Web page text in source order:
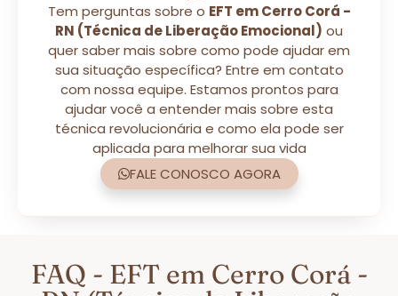
Tem perguntas sobre o EFT em Cerro Corá -
RN (Técnica de Liberação Emocional) ou
quer saber mais sobre como pode ajudar em
sua situação específica? Entre em contato
com nossa equipe. Estamos prontos para
ajudar você a entender mais sobre esta
técnica revolucionária e como ela pode ser
aplicada para melhorar sua vida
FALE CONOSCO AGORA
FAQ - EFT em Cerro Corá -